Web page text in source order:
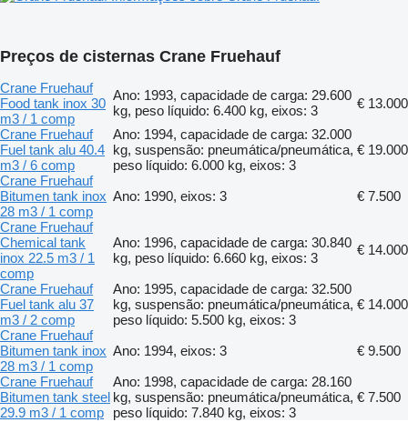
Preços de cisternas Crane Fruehauf
Crane Fruehauf
Food tank inox 30
m3 / 1 comp
Ano: 1993, capacidade de carga: 29.600
kg, peso líquido: 6.400 kg, eixos: 3
€ 13.000
Crane Fruehauf
Fuel tank alu 40.4
m3 / 6 comp
Ano: 1994, capacidade de carga: 32.000
kg, suspensão: pneumática/pneumática,
peso líquido: 6.000 kg, eixos: 3
€ 19.000
Crane Fruehauf
Bitumen tank inox
28 m3 / 1 comp
Ano: 1990, eixos: 3
€ 7.500
Crane Fruehauf
Chemical tank
inox 22.5 m3 / 1
comp
Ano: 1996, capacidade de carga: 30.840
kg, peso líquido: 6.660 kg, eixos: 3
€ 14.000
Crane Fruehauf
Fuel tank alu 37
m3 / 2 comp
Ano: 1995, capacidade de carga: 32.500
kg, suspensão: pneumática/pneumática,
peso líquido: 5.500 kg, eixos: 3
€ 14.000
Crane Fruehauf
Bitumen tank inox
28 m3 / 1 comp
Ano: 1994, eixos: 3
€ 9.500
Crane Fruehauf
Bitumen tank steel
29.9 m3 / 1 comp
Ano: 1998, capacidade de carga: 28.160
kg, suspensão: pneumática/pneumática,
peso líquido: 7.840 kg, eixos: 3
€ 7.500